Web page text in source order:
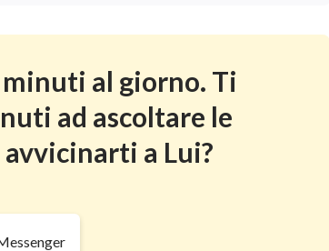
al giorno. Ti
ad ascoltare le
a Lui?